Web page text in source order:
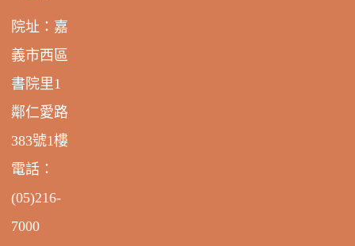
院址：嘉
義市西區
書院里1
鄰仁愛路
383號1樓
電話：
(05)216-
7000